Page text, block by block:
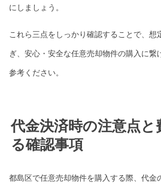
にしましょう。
これら三点をしっかり確認することで、想
ぎ、安心・安全な任意売却物件の購入に
参考ください。
代金決済時の注意点と
る確認事項
都島区で任意売却物件を購入する際、代金